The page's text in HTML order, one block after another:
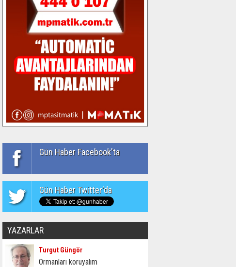
Gün Haber Facebook'ta
Gün Haber Twitter'da
YAZARLAR
Turgut Güngör
Ormanları koruyalım